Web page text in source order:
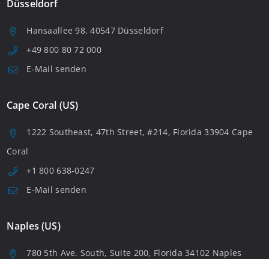
Düsseldorf
Hansaallee 98, 40547 Düsseldorf
+49 800 80 72 000
E-Mail senden
Cape Coral (US)
1222 Southeast, 47th Street, #214, Florida 33904 Cape
Coral
+1 800 638-0247
E-Mail senden
Naples (US)
780 5th Ave. South, Suite 200, Florida 34102 Naples